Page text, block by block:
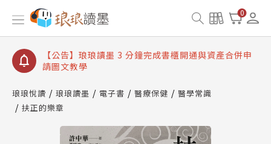
0
【公告】琅琅讀墨數位閱讀資產合併與書櫃開通申請
【公告】琅琅讀墨書櫃開通常見問題
【公告】琅琅讀墨 3 分鐘完成書櫃開通與資產合併申
請圖文教學
查詢
【公告】琅琅讀墨數位閱讀資產合併與書櫃開通申請
琅琅悅讀 琅琅讀墨 電子書 醫療保健
醫學常識
扶正的樂章